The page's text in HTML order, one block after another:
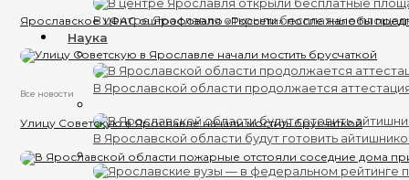
В центре Ярославля открыли бесплатные
Наука
В Ярославской области продолжается
В Ярославской области будут готовить
Ярославское УФАС оштрафовало «Россети» после жалобы
Все новости
Улицу Советскую в Ярославле начали мостить брусчаткой